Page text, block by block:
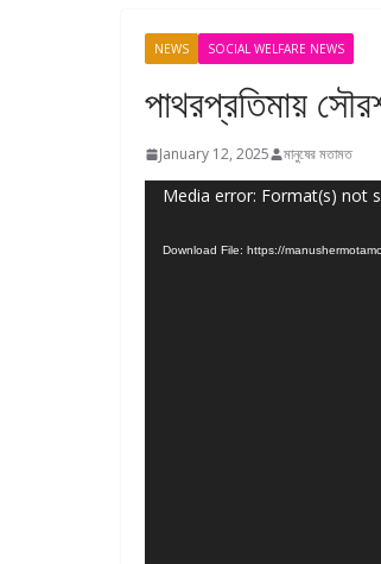
NEWS SOCIAL WELFARE NEWS
পাথরপ্রতিমায়
January 12, 2025 মানুষের মতামত
Video
Media error: Format(s) not
Download File: https://